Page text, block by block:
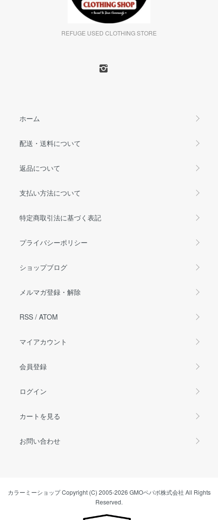
REFUGE USED CLOTHING STORE
ホーム
配送・送料について
返品について
支払い方法について
特定商取引法に基づく表記
プライバシーポリシー
ショップブログ
メルマガ登録・解除
RSS / ATOM
マイアカウント
会員登録
ログイン
カートを見る
お問い合わせ
カラーミーショップCopyright (C) 2005-2026 GMOペパボ株式会社 All Rights
Reserved.